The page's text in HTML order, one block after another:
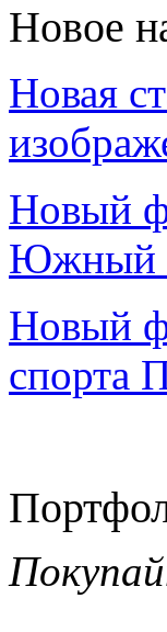
Новое
Новая
Новый
Южный
Новый
спорта